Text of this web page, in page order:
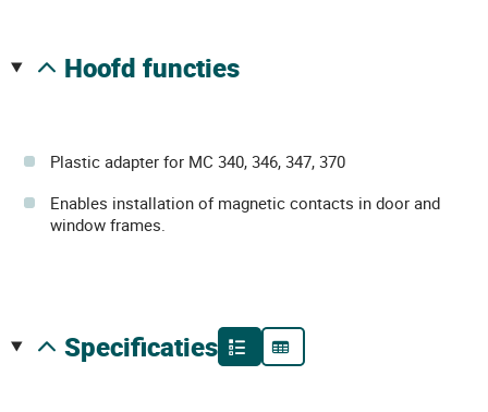
hoofd functies
Plastic adapter for MC 340, 346, 347, 370
Enables installation of magnetic contacts in door and
window frames.
specificaties